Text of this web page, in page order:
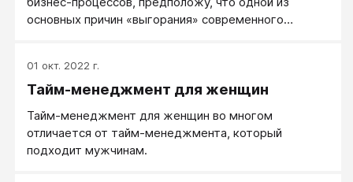
главного. Есть много «мелочей», из которых
собственно и состоит жизнь обычного земного
например домашние заботы.
основных причин «выгорания» современного
каждой роли, которые участвуют в процессе
достижения цели, и определить модели поведения
определить, а по сути - разделить роли?
Разделение ролей позволит вам не «выгорать»,
переключаться с роли на роль самостоятельно и
01 окт. 2022 г.
Тайм-менеджмент для женщин
Тайм-менеджмент для женщин во многом
отличается от тайм-менеджмента, который
подходит мужчинам.